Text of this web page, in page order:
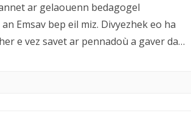
ar gelaouenn bedagogel
Emsav bep eil miz. Divyezhek eo ha
e vez savet ar pennadoù a gaver da…